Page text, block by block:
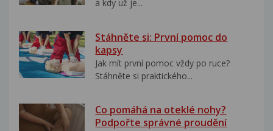
a kdy už je...
Stáhněte si: První pomoc do
kapsy
Jak mít první pomoc vždy po ruce?
Stáhněte si praktického...
Co pomáhá na oteklé nohy?
Podpořte správné proudění